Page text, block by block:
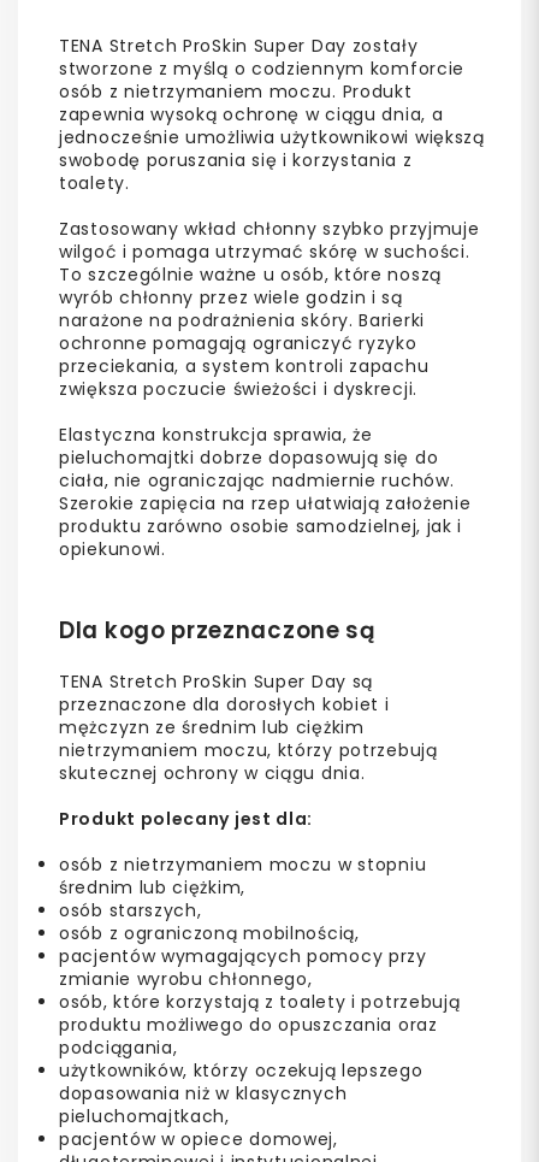
TENA Stretch ProSkin Super Day zostały
stworzone z myślą o codziennym komforcie
osób z nietrzymaniem moczu. Produkt
zapewnia wysoką ochronę w ciągu dnia, a
jednocześnie umożliwia użytkownikowi większą
swobodę poruszania się i korzystania z
toalety.
Zastosowany wkład chłonny szybko przyjmuje
wilgoć i pomaga utrzymać skórę w suchości.
To szczególnie ważne u osób, które noszą
wyrób chłonny przez wiele godzin i są
narażone na podrażnienia skóry. Barierki
ochronne pomagają ograniczyć ryzyko
przeciekania, a system kontroli zapachu
zwiększa poczucie świeżości i dyskrecji.
Elastyczna konstrukcja sprawia, że
pieluchomajtki dobrze dopasowują się do
ciała, nie ograniczając nadmiernie ruchów.
Szerokie zapięcia na rzep ułatwiają założenie
produktu zarówno osobie samodzielnej, jak i
opiekunowi.
Dla kogo przeznaczone są
TENA Stretch ProSkin Super Day są
przeznaczone dla dorosłych kobiet i
mężczyzn ze średnim lub ciężkim
nietrzymaniem moczu, którzy potrzebują
skutecznej ochrony w ciągu dnia.
Produkt polecany jest dla:
osób z nietrzymaniem moczu w stopniu
średnim lub ciężkim,
osób starszych,
osób z ograniczoną mobilnością,
pacjentów wymagających pomocy przy
zmianie wyrobu chłonnego,
osób, które korzystają z toalety i potrzebują
produktu możliwego do opuszczania oraz
podciągania,
użytkowników, którzy oczekują lepszego
dopasowania niż w klasycznych
pieluchomajtkach,
pacjentów w opiece domowej,